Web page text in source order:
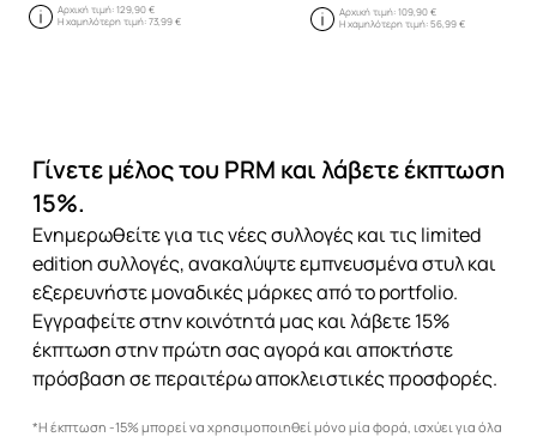
Αρχική τιμή:129,90 €
Η χαμηλότερη τιμή:73,99 €
Αρχική τιμή: 109,90 €
Η χαμηλότερη τιμή: 56,99 €
Γίνετε μέλος του PRM και λάβετε έκπτωση
15%.
Ενημερωθείτε για τις νέες συλλογές και τις limited
edition συλλογές, ανακαλύψτε εμπνευσμένα στυλ και
εξερευνήστε μοναδικές μάρκες από το portfolio.
Εγγραφείτε στην κοινότητά μας και λάβετε 15%
έκπτωση στην πρώτη σας αγορά και αποκτήστε
πρόσβαση σε περαιτέρω αποκλειστικές προσφορές.
*Η έκπτωση -15% μπορεί να χρησιμοποιηθεί μόνο μία φορά, ισχύει για όλα